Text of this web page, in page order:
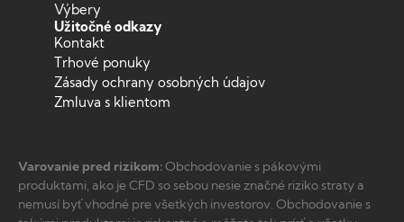
Výbery
Užitočné odkazy
Kontakt
Trhové ponuky
Zásady ochrany osobných údajov
Zmluva s klientom
Varovanie pred rizikom:Obchodovanie s pákovými
produktami, ako je CFD so sebou nesie značné riziko straty a
nemusí byť vhodné pre všetkých investorov. Obchodovanie s